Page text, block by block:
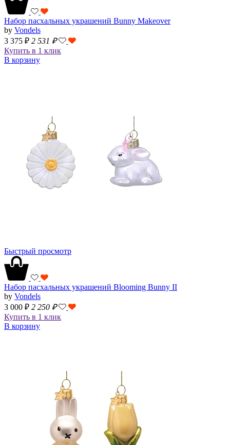
Набор пасхальных украшений Bunny Makeover
by Vondels
3 375 ₽ 2 531 ₽
Купить в 1 клик
В корзину
Быстрый просмотр
Набор пасхальных украшений Blooming Bunny II
by Vondels
3 000 ₽ 2 250 ₽
Купить в 1 клик
В корзину